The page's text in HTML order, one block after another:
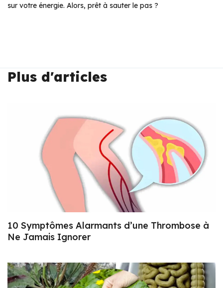
sur votre énergie. Alors, prêt à sauter le pas ?
Plus d'articles
10 Symptômes Alarmants d’une Thrombose à
Ne Jamais Ignorer